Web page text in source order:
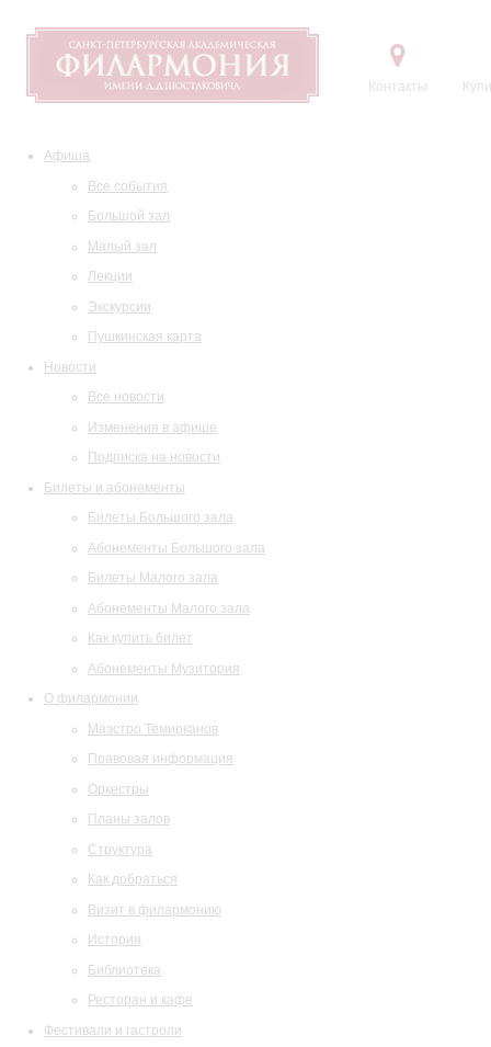
Контакты
Афиша
Все события
Большой зал
Малый зал
Лекции
Экскурсии
Пушкинская карта
Новости
Все новости
Изменения в афише
Подписка на новости
Билеты и абонементы
Билеты Большого зала
Абонементы Большого зала
Билеты Малого зала
Абонементы Малого зала
Как купить билет
Абонементы Музитория
О филармонии
Маэстро Темирканов
Правовая информация
Оркестры
Планы залов
Структура
Как добраться
Визит в филармонию
История
Библиотека
Ресторан и кафе
Фестивали и гастроли